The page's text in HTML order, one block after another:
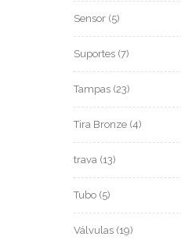
Sensor (5)
Suportes (7)
Tampas (23)
Tira Bronze (4)
trava (13)
Tubo (5)
Válvulas (19)